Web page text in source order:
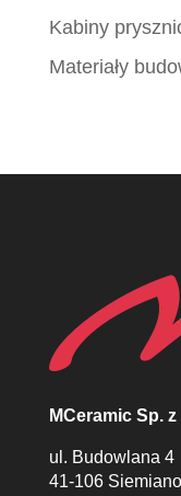
Kabiny
Materiały
MCeramic Sp. z
ul. Budowlana 4
41-106